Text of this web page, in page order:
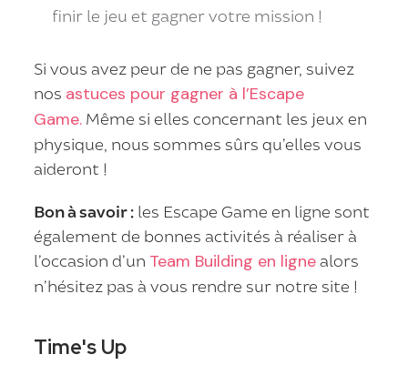
finir le jeu et gagner votre mission !
Si vous avez peur de ne pas gagner, suivez
nos astuces pour gagner à l’Escape
Game. Même si elles concernant les jeux en
physique, nous sommes sûrs qu’elles vous
aideront !
Bon à savoir : les Escape Game en ligne sont
également de bonnes activités à réaliser à
l’occasion d’un Team Building en lignealors
n’hésitez pas à vous rendre sur notre site !
Time's Up